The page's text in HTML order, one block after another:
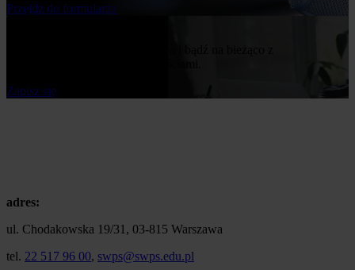
Przejdż do formularza
Zapisz się
adres:
ul. Chodakowska 19/31, 03-815 Warszawa
tel. 22 517 96 00, swps@swps.edu.pl